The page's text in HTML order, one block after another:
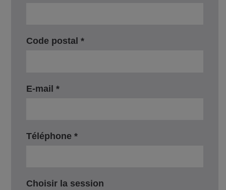
Code postal *
E-mail *
Téléphone *
Choisir la session